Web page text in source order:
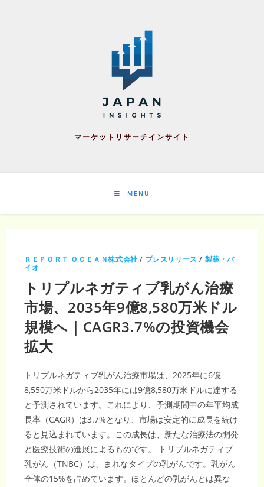
マーケットリサーチインサイト
MENU
ＲＥＰＯＲＴ ＯＣＥＡＮ株式会社 / プレスリリース / 製薬・バ
イオ
トリプルネガティブ乳がん治療
市場、2035年9億8,580万米ドル
規模へ｜CAGR3.7%の投資機会
拡大
トリプルネガティブ乳がん治療市場は、2025年に6億
8,550万米ドルから2035年には9億8,580万米ドルに達する
と予測されています。これにより、予測期間中の年平均成
長率（CAGR）は3.7%となり、市場は安定的に成長を続け
ると見込まれています。この成長は、新たな治療法の開発
と医療技術の進展によるものです。 トリプルネガティブ
乳がん（TNBC）は、まれなタイプの乳がんです。乳がん
全体の15%を占めています。ほとんどの乳がんとは異な